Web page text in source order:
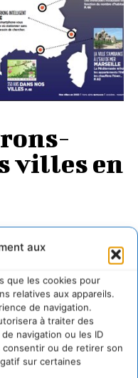
aux
que les cookies pour
relatives aux appareils.
de navigation.
à traiter des
navigation ou les ID
ou de retirer son
sur certaines
villes en
mettre fin au modèle
qui
leur...